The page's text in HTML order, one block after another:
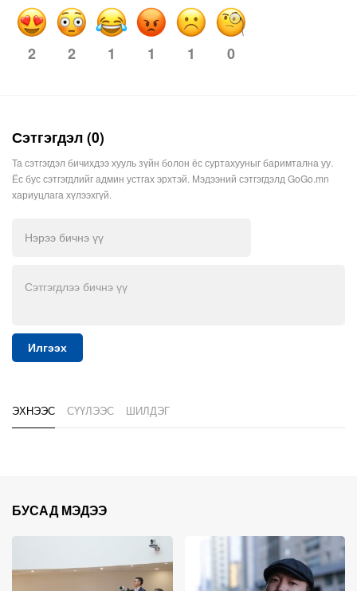
2 2 1 1 1 0
Сэтгэгдэл (0)
Та сэтгэгдэл бичихдээ хууль зүйн болон ёс суртахууныг баримтална уу.
Ёс бус сэтгэгдлийг админ устгах эрхтэй. Мэдээний сэтгэгдэлд GoGo.mn
хариуцлага хүлээхгүй.
Илгээх
ЭХНЭЭС СҮҮЛЭЭС ШИЛДЭГ
БУСАД МЭДЭЭ